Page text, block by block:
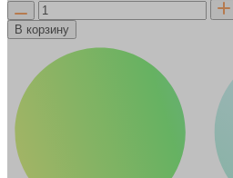
В корзину